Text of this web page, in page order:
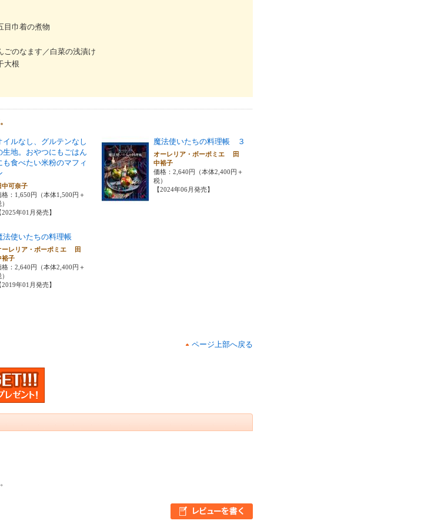
目巾着の煮物
ごのなます／白菜の浅漬け
大根
イルなし、グルテンなし
生地。おやつにもごはん
も食べたい米粉のマフィ
中可奈子
格：1,650円（本体1,500円＋
2025年01月発売】
魔法使いたちの料理帳 ３
オーレリア・ボーポミエ 田
中裕子
価格：2,640円（本体2,400円＋
税）
【2024年06月発売】
法使いたちの料理帳
ーレリア・ボーポミエ 田
裕子
格：2,640円（本体2,400円＋
2019年01月発売】
ページ上部へ戻る